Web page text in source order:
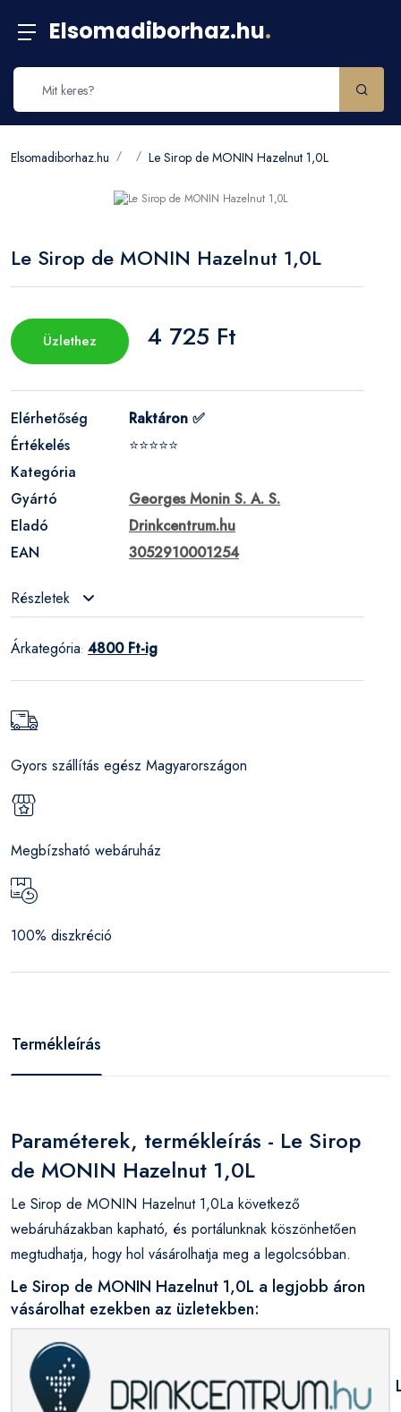
Elsomadiborhaz.hu.
Elsomadiborhaz.hu Le Sirop de MONIN Hazelnut 1,0L
Le Sirop de MONIN Hazelnut 1,0L
Üzlethez 4 725 Ft
Elérhetőség
Raktáron ✅
Értékelés
⭐⭐⭐⭐⭐
Kategória
Gyártó
Georges Monin S. A. S.
Eladó
Drinkcentrum.hu
EAN
3052910001254
Részletek
Árkategória: 4800 Ft-ig
Gyors szállítás egész Magyarországon
Megbízsható webáruház
100% diszkréció
Termékleírás
Paraméterek, termékleírás - Le Sirop
de MONIN Hazelnut 1,0L
Le Sirop de MONIN Hazelnut 1,0La következő
webáruházakban kapható, és portálunknak köszönhetően
megtudhatja, hogy hol vásárolhatja meg a legolcsóbban.
Le Sirop de MONIN Hazelnut 1,0L a legjobb áron
vásárolhat ezekben az üzletekben: